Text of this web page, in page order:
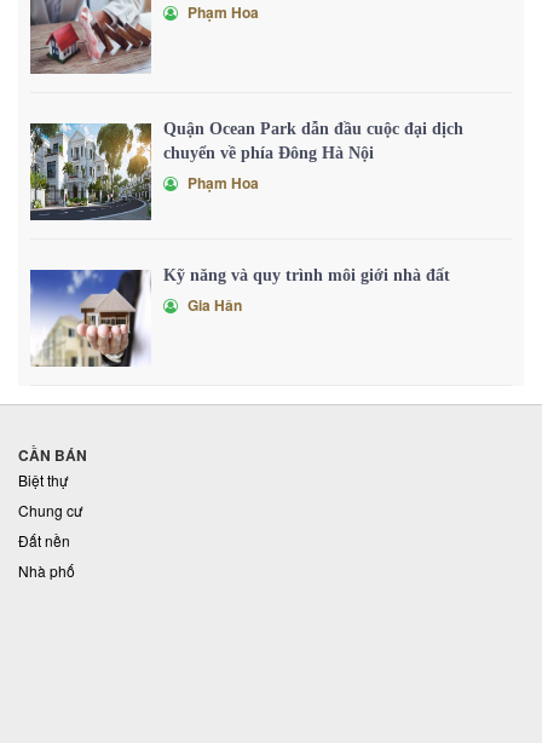
Phạm Hoa
Quận Ocean Park dẫn đầu cuộc đại dịch
chuyển về phía Đông Hà Nội
Phạm Hoa
Kỹ năng và quy trình môi giới nhà đất
Gia Hân
CẦN BÁN
Biệt thự
Chung cư
Đất nền
Nhà phố